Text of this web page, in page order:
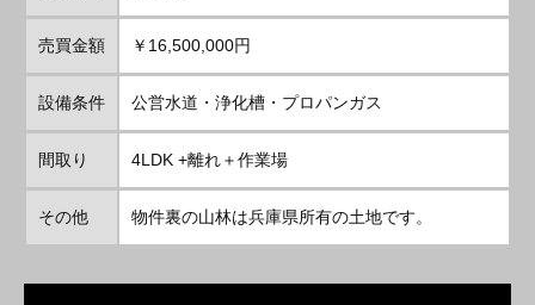
売買金額 ￥16,500,000円
設備条件 公営水道・浄化槽・プロパンガス
間取り 4LDK +離れ＋作業場
その他 物件裏の山林は兵庫県所有の土地です。